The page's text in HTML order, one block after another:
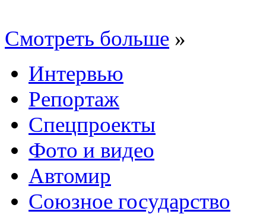
Смотреть больше »
Интервью
Репортаж
Спецпроекты
Фото и видео
Автомир
Союзное государство